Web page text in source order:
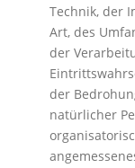
Technik, der
Art, des
der
der
natürlicher